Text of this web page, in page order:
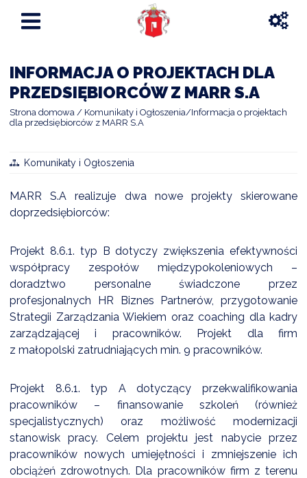
OBSŁUGI
INFORMACJA O PROJEKTACH DLA
PRZEDSIĘBIORCÓW Z MARR S.A
Strona domowa Komunikaty i Ogłoszenia
Informacja o projektach
dla przedsiębiorców z MARR S.A
Komunikaty i Ogłoszenia
MARR S.A realizuje dwa nowe projekty skierowane
doprzedsiębiorców:
Projekt 8.6.1. typ B dotyczy zwiększenia efektywności
współpracy zespołów międzypokoleniowych –
doradztwo personalne świadczone przez
profesjonalnych HR Biznes Partnerów, przygotowanie
Strategii Zarządzania Wiekiem oraz coaching dla kadry
zarządzającej i pracowników. Projekt dla firm
z małopolski zatrudniających min. 9 pracowników.
Projekt 8.6.1. typ A dotyczący przekwalifikowania
pracowników – finansowanie szkoleń (również
specjalistycznych) oraz możliwość modernizacji
stanowisk pracy. Celem projektu jest nabycie przez
pracowników nowych umiejętności i zmniejszenie ich
obciążeń zdrowotnych. Dla pracowników firm z terenu